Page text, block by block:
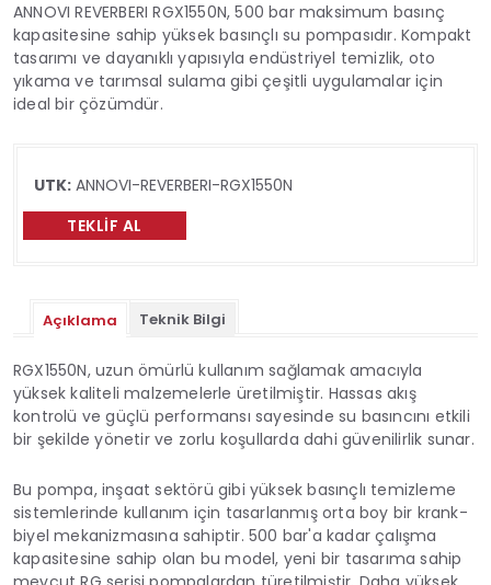
ANNOVI REVERBERI RGX1550N, 500 bar maksimum basınç
kapasitesine sahip yüksek basınçlı su pompasıdır. Kompakt
tasarımı ve dayanıklı yapısıyla endüstriyel temizlik, oto
yıkama ve tarımsal sulama gibi çeşitli uygulamalar için
ideal bir çözümdür.
UTK: ANNOVI-REVERBERI-RGX1550N
TEKLIF AL
Açıklama Teknik Bilgi
RGX1550N, uzun ömürlü kullanım sağlamak amacıyla
yüksek kaliteli malzemelerle üretilmiştir. Hassas akış
kontrolü ve güçlü performansı sayesinde su basıncını etkili
bir şekilde yönetir ve zorlu koşullarda dahi güvenilirlik sunar.
Bu pompa, inşaat sektörü gibi yüksek basınçlı temizleme
sistemlerinde kullanım için tasarlanmış orta boy bir krank-
biyel mekanizmasına sahiptir. 500 bar'a kadar çalışma
kapasitesine sahip olan bu model, yeni bir tasarıma sahip